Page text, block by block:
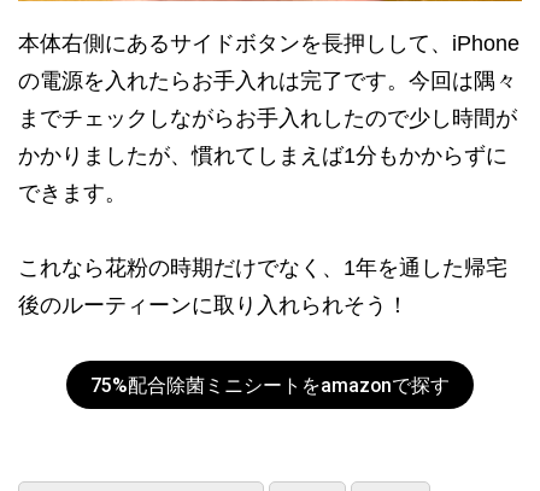
本体右側にあるサイドボタンを長押しして、iPhone
の電源を入れたらお手入れは完了です。今回は隅々
までチェックしながらお手入れしたので少し時間が
かかりましたが、慣れてしまえば1分もかからずに
できます。
これなら花粉の時期だけでなく、1年を通した帰宅
後のルーティーンに取り入れられそう！
75%配合除菌ミニシートをamazonで探す